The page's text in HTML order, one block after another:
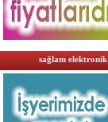
sağlam elektronik